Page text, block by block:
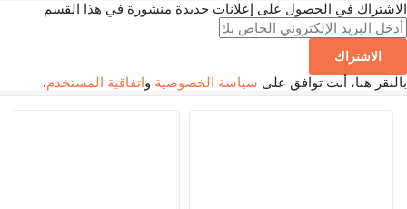
الاشتراك في الحصول على إعلانات جديدة منشورة في هذا القسم
الاشتراك
بالنقر هنا، أنت توافق على سياسة الخصوصية واتفاقية المستخدم.